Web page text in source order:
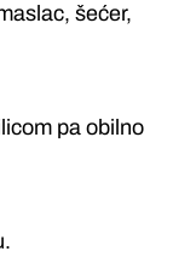
šećer,
pa obilno